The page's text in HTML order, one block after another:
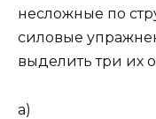
несложные по
силовые
выделить три их
а)